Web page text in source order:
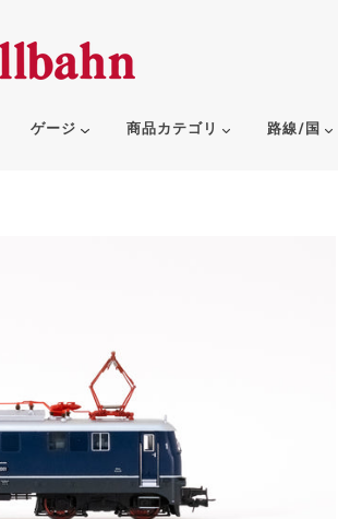
ゲージ 商品カテゴリ 路線/国